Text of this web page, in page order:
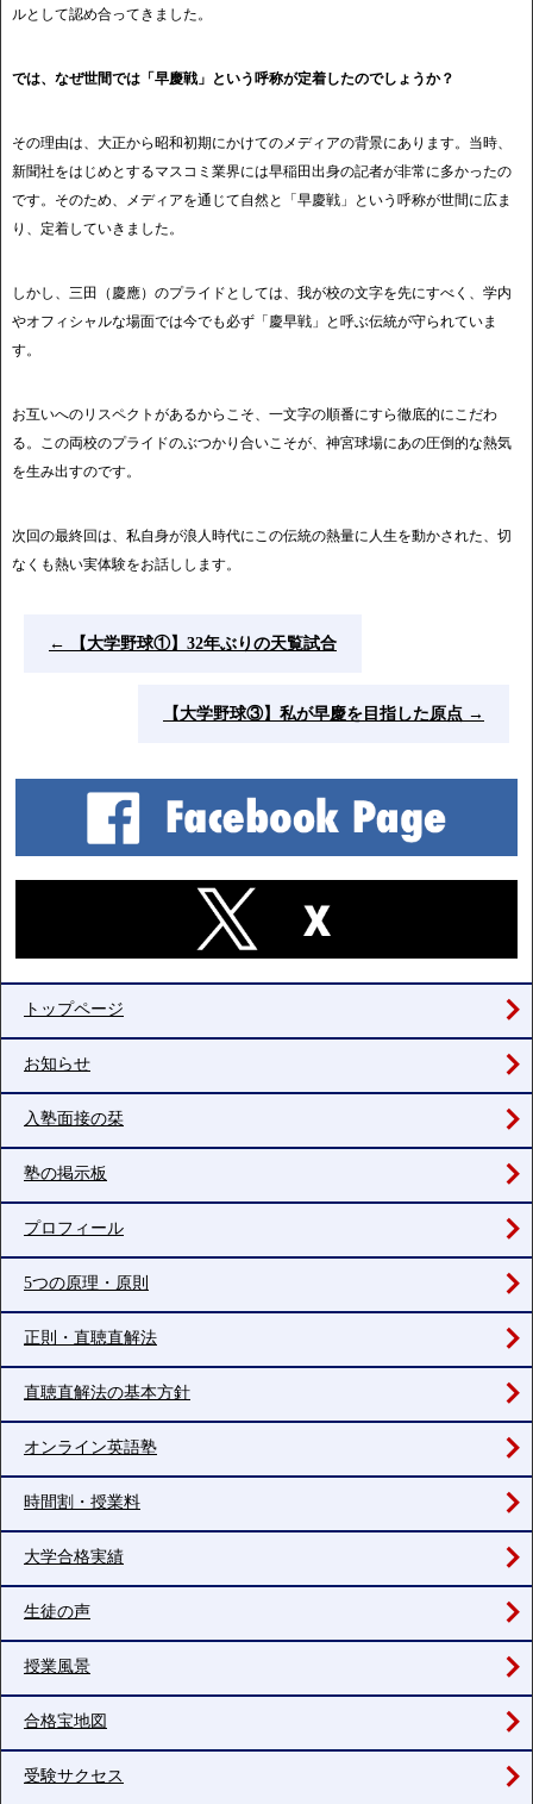
ルとして認め合ってきました。
では、なぜ世間では「早慶戦」という呼称が定着したのでしょうか？
その理由は、大正から昭和初期にかけてのメディアの背景にあります。当時、
新聞社をはじめとするマスコミ業界には早稲田出身の記者が非常に多かったの
です。そのため、メディアを通じて自然と「早慶戦」という呼称が世間に広ま
り、定着していきました。
しかし、三田（慶應）のプライドとしては、我が校の文字を先にすべく、学内
やオフィシャルな場面では今でも必ず「慶早戦」と呼ぶ伝統が守られていま
す。
お互いへのリスペクトがあるからこそ、一文字の順番にすら徹底的にこだわ
る。この両校のプライドのぶつかり合いこそが、神宮球場にあの圧倒的な熱気
を生み出すのです。
次回の最終回は、私自身が浪人時代にこの伝統の熱量に人生を動かされた、切
なくも熱い実体験をお話しします。
← 【大学野球①】32年ぶりの天覧試合
【大学野球③】私が早慶を目指した原点 →
トップページ
お知らせ
入塾面接の栞
塾の掲示板
プロフィール
5つの原理・原則
正則・直聴直解法
直聴直解法の基本方針
オンライン英語塾
時間割・授業料
大学合格実績
生徒の声
授業風景
合格宝地図
受験サクセス